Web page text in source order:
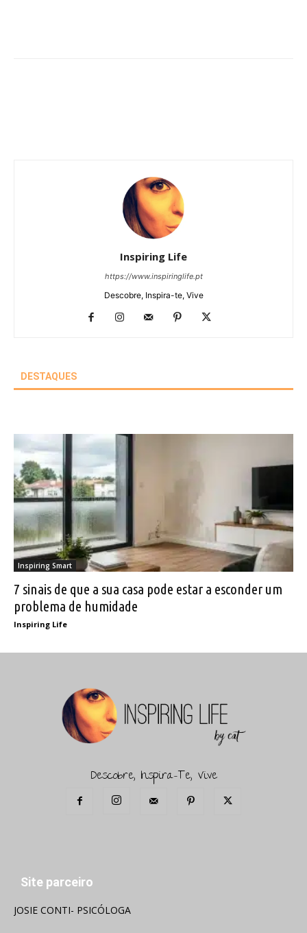
Inspiring Life
https://www.inspiringlife.pt
Descobre, Inspira-te, Vive
DESTAQUES
Inspiring Smart
7 sinais de que a sua casa pode estar a esconder um
problema de humidade
Inspiring Life
Descobre, Inspira-Te, Vive
Site parceiro
JOSIE CONTI- PSICÓLOGA